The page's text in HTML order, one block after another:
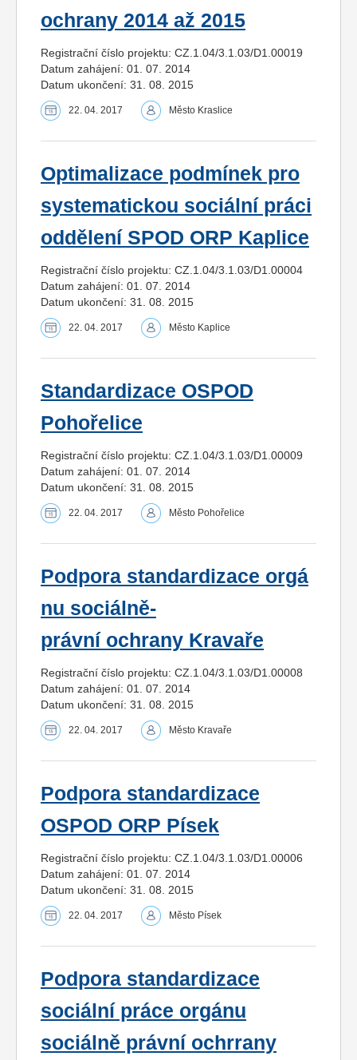
ochrany 2014 až 2015
Registrační číslo projektu: CZ.1.04/3.1.03/D1.00019
Datum zahájení: 01. 07. 2014
Datum ukončení: 31. 08. 2015
22. 04. 2017 Město Kraslice
Optimalizace podmínek pro
systematickou sociální práci
oddělení SPOD ORP Kaplice
Registrační číslo projektu: CZ.1.04/3.1.03/D1.00004
Datum zahájení: 01. 07. 2014
Datum ukončení: 31. 08. 2015
22. 04. 2017 Město Kaplice
Standardizace OSPOD
Pohořelice
Registrační číslo projektu: CZ.1.04/3.1.03/D1.00009
Datum zahájení: 01. 07. 2014
Datum ukončení: 31. 08. 2015
22. 04. 2017 Město Pohořelice
Podpora standardizace orgá
nu sociálně-
právní ochrany Kravaře
Registrační číslo projektu: CZ.1.04/3.1.03/D1.00008
Datum zahájení: 01. 07. 2014
Datum ukončení: 31. 08. 2015
22. 04. 2017 Město Kravaře
Podpora standardizace
OSPOD ORP Písek
Registrační číslo projektu: CZ.1.04/3.1.03/D1.00006
Datum zahájení: 01. 07. 2014
Datum ukončení: 31. 08. 2015
22. 04. 2017 Město Písek
Podpora standardizace
sociální práce orgánu
sociálně právní ochrrany